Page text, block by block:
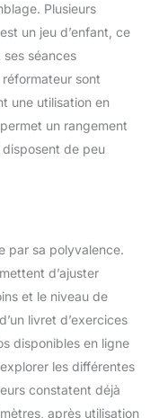
ce kit
des roues
de
ranger et à
pouvez
efficace
Plusieurs
un jeu d’enfant, ce
séances
sont
une utilisation en
un rangement
de peu
par sa polyvalence.
d’ajuster
et le niveau de
livret d’exercices
disponibles en ligne
les différentes
constatent déjà
après utilisation